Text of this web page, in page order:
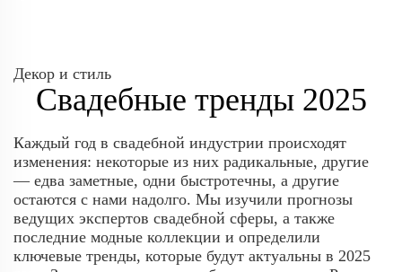
Декор и стиль
Свадебные тренды 2025
Каждый год в свадебной индустрии происходят
изменения: некоторые из них радикальные, другие
— едва заметные, одни быстротечны, а другие
остаются с нами надолго. Мы изучили прогнозы
ведущих экспертов свадебной сферы, а также
последние модные коллекции и определили
ключевые тренды, которые будут актуальны в 2025